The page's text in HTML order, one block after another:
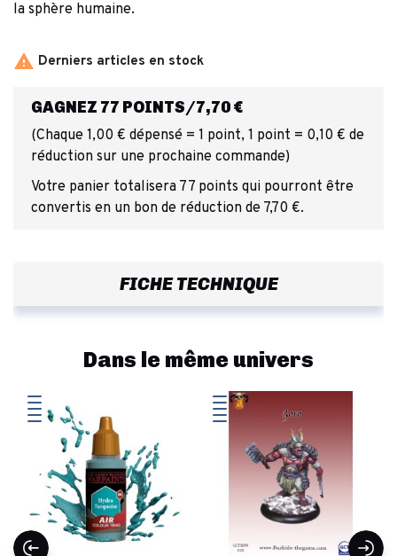
la sphère humaine.
 Derniers articles en stock
GAGNEZ 77 POINTS/7,70 €
(Chaque 1,00 € dépensé = 1 point, 1 point = 0,10 € de
réduction sur une prochaine commande)
Votre panier totalisera 77 points qui pourront être
convertis en un bon de réduction de 7,70 €.
FICHE TECHNIQUE
Dans le même univers